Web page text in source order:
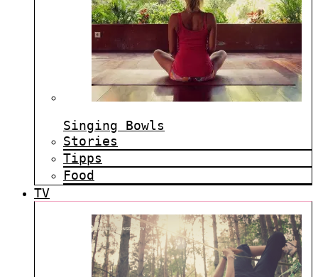
Singing Bowls
Stories
Tipps
Food
TV